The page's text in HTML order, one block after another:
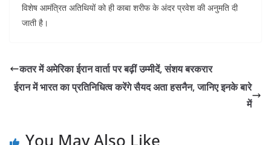
विशेष आमंत्रित अतिथियों को ही काबा शरीफ के अंदर प्रवेश की अनुमति दी
जाती है।
कतर में अमेरिका ईरान वार्ता पर बढ़ीं उम्मीदें, संशय बरकरार
ईरान में भारत का प्रतिनिधित्व करेंगे सैयद अता हसनैन, जानिए इनके बारे
में
You May Also Like